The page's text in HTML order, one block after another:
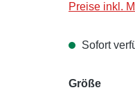
Preise inkl.
Sofort
Größe